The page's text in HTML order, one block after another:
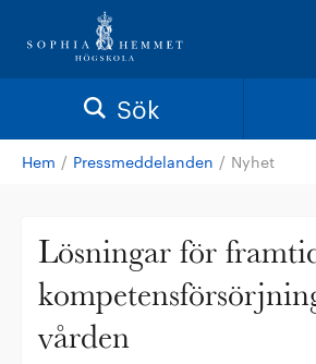
Sök
Hem / Pressmeddelanden / Nyhet
Lösningar för
vården